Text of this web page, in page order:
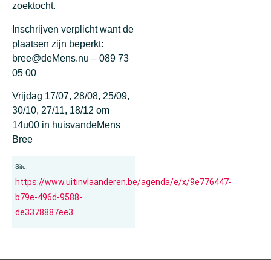
zoektocht.
Inschrijven verplicht want de
plaatsen zijn beperkt:
bree@deMens.nu – 089 73
05 00
Vrijdag 17/07, 28/08, 25/09,
30/10, 27/11, 18/12 om
14u00 in huisvandeMens
Bree
Site:
https://www.uitinvlaanderen.be/agenda/e/x/9e776447-
b79e-496d-9588-
de3378887ee3